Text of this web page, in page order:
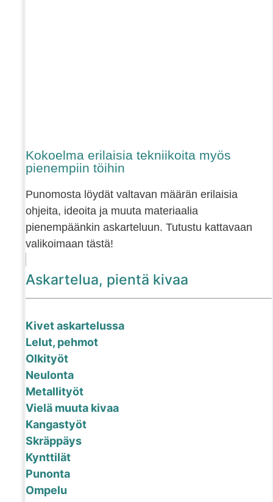
Kokoelma erilaisia tekniikoita myös
pienempiin töihin
Punomosta löydät valtavan määrän erilaisia
ohjeita, ideoita ja muuta materiaalia
pienempäänkin askarteluun. Tutustu kattavaan
valikoimaan tästä!
Askartelua, pientä kivaa
Kivet askartelussa
Lelut, pehmot
Olkityöt
Neulonta
Metallityöt
Vielä muuta kivaa
Kangastyöt
Skräppäys
Kynttilät
Punonta
Ompelu